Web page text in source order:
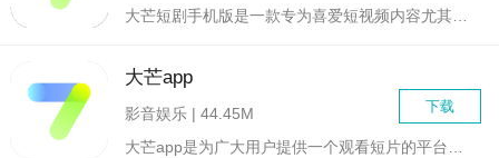
大芒app
下载
影音娱乐 | 44.45M